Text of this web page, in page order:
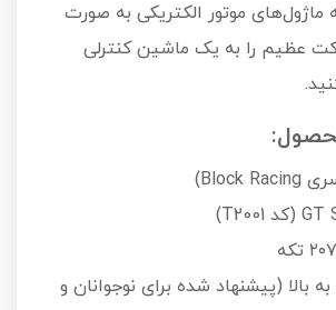
ماژول‌های موتور الکتریکی به صورت
عظیم را به یک ماشین کنترلی
۶ سال به بالا (پیشنهاد شده برای نوجوانان و